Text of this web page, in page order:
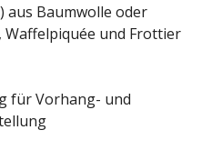
aus Baumwolle oder
Waffelpiquée und Frottier
für Vorhang- und